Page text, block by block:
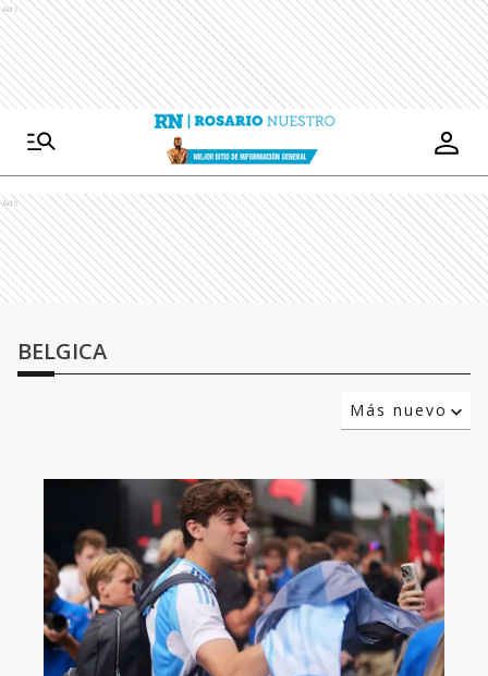
Ads
Ads
BELGICA
Más nuevo